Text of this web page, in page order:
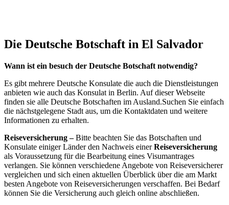
Die Deutsche Botschaft in El Salvador
Wann ist ein besuch der Deutsche Botschaft notwendig?
Es gibt mehrere Deutsche Konsulate die auch die Dienstleistungen
anbieten wie auch das Konsulat in Berlin. Auf dieser Webseite
finden sie alle Deutsche Botschaften im Ausland.Suchen Sie einfach
die nächstgelegene Stadt aus, um die Kontaktdaten und weitere
Informationen zu erhalten.
Reiseversicherung –Bitte beachten Sie das Botschaften und
Konsulate einiger Länder den Nachweis einerReiseversicherung
als Voraussetzung für die Bearbeitung eines Visumantrages
verlangen. Sie können verschiedene Angebote von Reiseversicherer
vergleichen und sich einen aktuellen Überblick über die am Markt
besten Angebote von Reiseversicherungen verschaffen. Bei Bedarf
können Sie die Versicherung auch gleich online abschließen.